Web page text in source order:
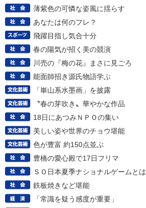
薄紫色の可憐な姿風に揺らす
あなたは何のフレ？
飛躍目指し気合十分
春の陽気が招く美の競演
川売の『梅の花』まさに見ごろ
能面師招き源氏物語学ぶ
「崋山系水墨画」を披露
〝春の芽吹き〟華やかな作品
18日にあつみＮＰＯの集い
美しい姿や世界のチョウ堪能
色が豊富 約150点並ぶ
豊橋の愛心殿で17日フリマ
ＳＯ日本夏季ナショナルゲームとは
鉄板焼きなど堪能
「常識を疑う感度が重要」